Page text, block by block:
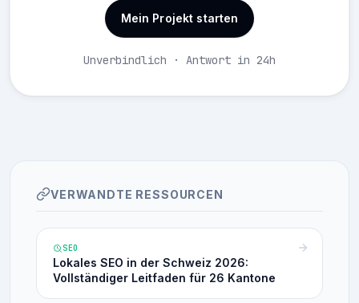
Mein Projekt starten
Unverbindlich · Antwort in 24h
VERWANDTE RESSOURCEN
SEO
Lokales SEO in der Schweiz 2026:
Vollständiger Leitfaden für 26 Kantone